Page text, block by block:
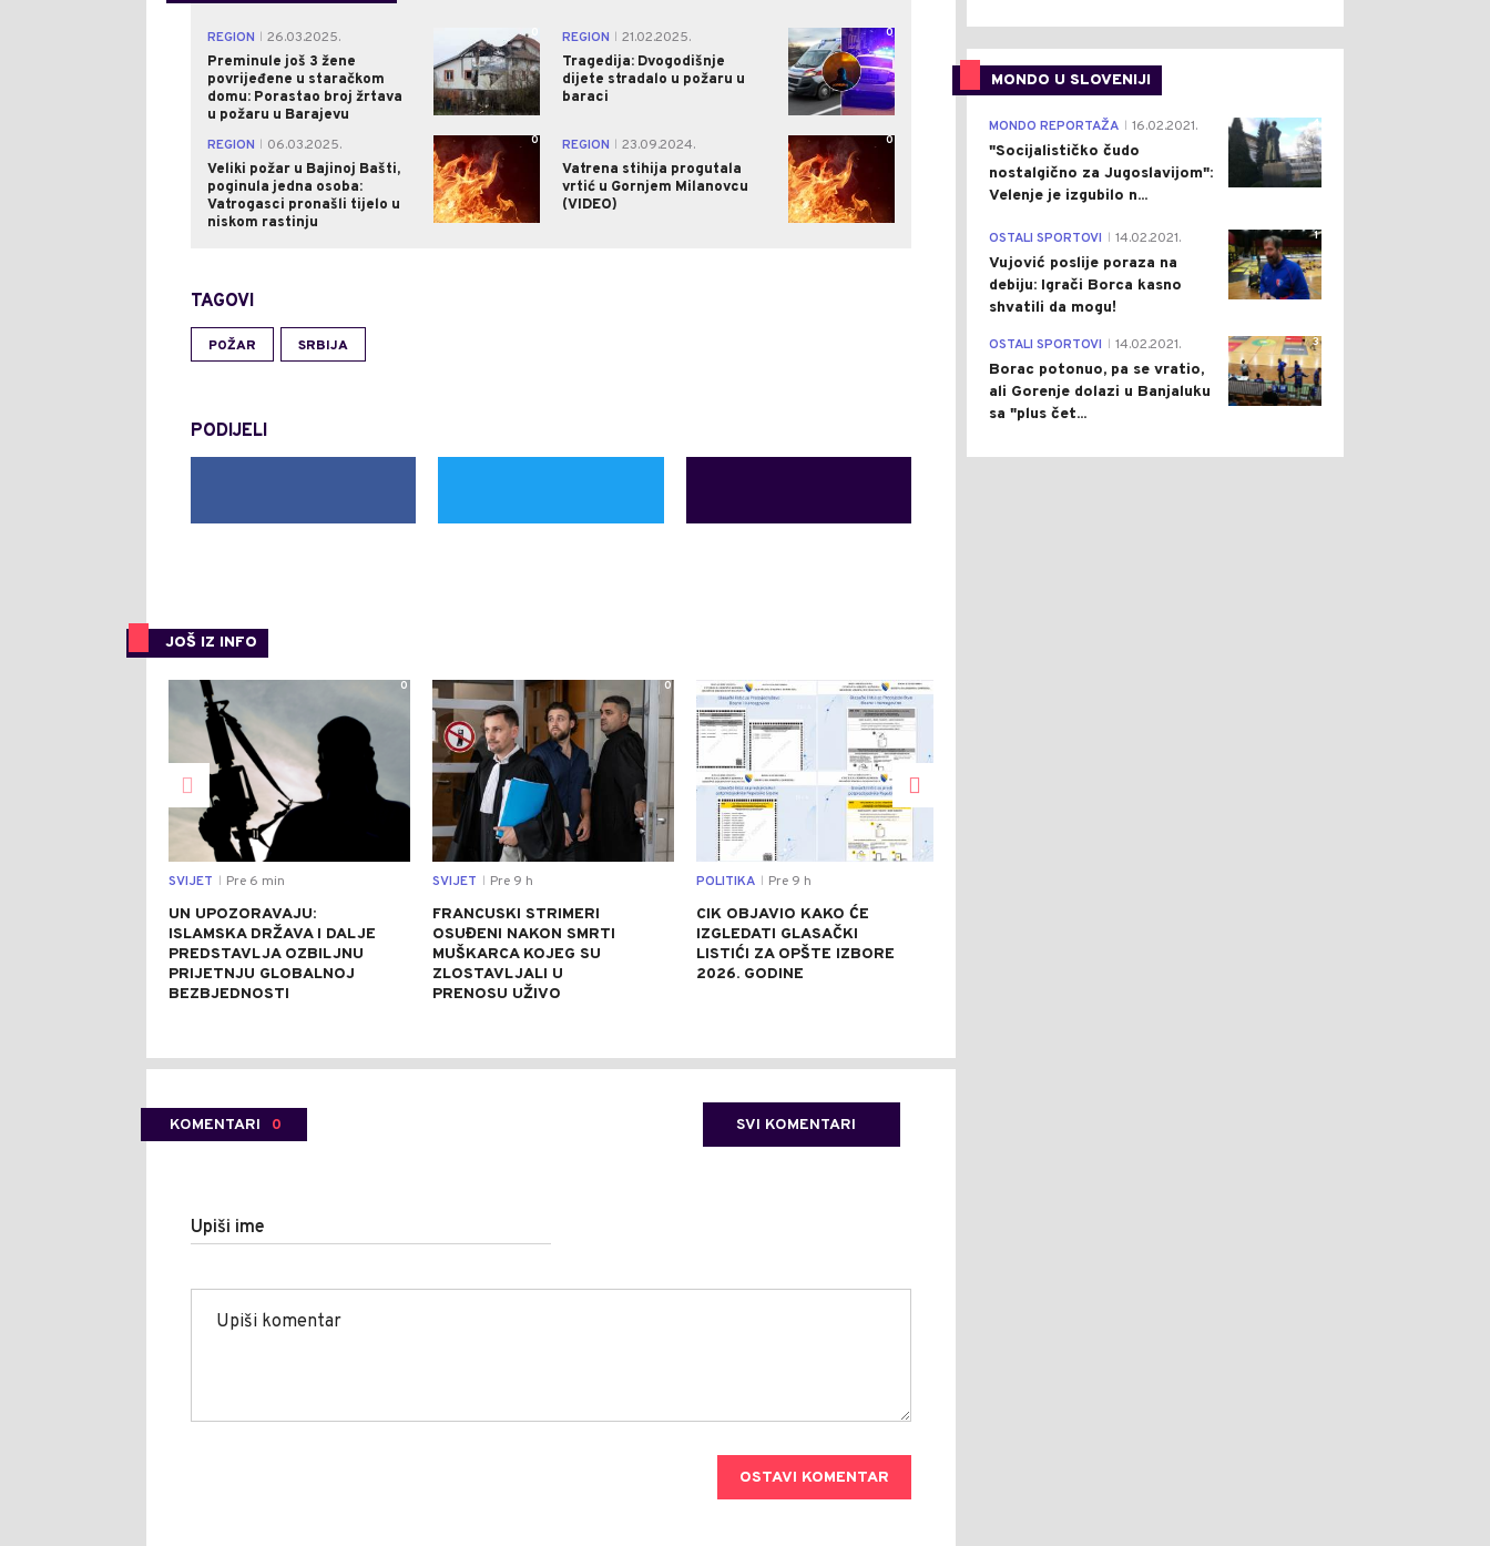
REGION
26.03.2025.
Preminule još 3 žene
povrijeđene u staračkom
domu: Porastao broj žrtava
u požaru u Barajevu
0 REGION
21.02.2025.
Tragedija: Dvogodišnje
dijete stradalo u požaru u
baraci
0
REGION
06.03.2025.
Veliki požar u Bajinoj Bašti,
poginula jedna osoba:
Vatrogasci pronašli tijelo u
niskom rastinju
0 REGION
23.09.2024.
Vatrena stihija progutala
vrtić u Gornjem Milanovcu
(VIDEO)
0
TAGOVI
POŽAR SRBIJA
PODIJELI
JOŠ IZ INFO
0
SVIJET Pre 6 min
UN UPOZORAVAJU:
ISLAMSKA DRŽAVA I DALJE
PREDSTAVLJA OZBILJNU
PRIJETNJU GLOBALNOJ
BEZBJEDNOSTI
0
SVIJET Pre 9 h
FRANCUSKI STRIMERI
OSUĐENI NAKON SMRTI
MUŠKARCA KOJEG SU
ZLOSTAVLJALI U
PRENOSU UŽIVO
0
POLITIKA Pre 9 h
CIK OBJAVIO KAKO ĆE
IZGLEDATI GLASAČKI
LISTIĆI ZA OPŠTE IZBORE
2026. GODINE
KOMENTARI 0 SVI KOMENTARI
Upiši ime
OSTAVI KOMENTAR
MONDO U SLOVENIJI
4
MONDO REPORTAŽA 16.02.2021.
"Socijalističko čudo
nostalgično za Jugoslavijom":
Velenje je izgubilo n...
1
OSTALI SPORTOVI 14.02.2021.
Vujović poslije poraza na
debiju: Igrači Borca kasno
shvatili da mogu!
3
OSTALI SPORTOVI 14.02.2021.
Borac potonuo, pa se vratio,
ali Gorenje dolazi u Banjaluku
sa "plus čet...